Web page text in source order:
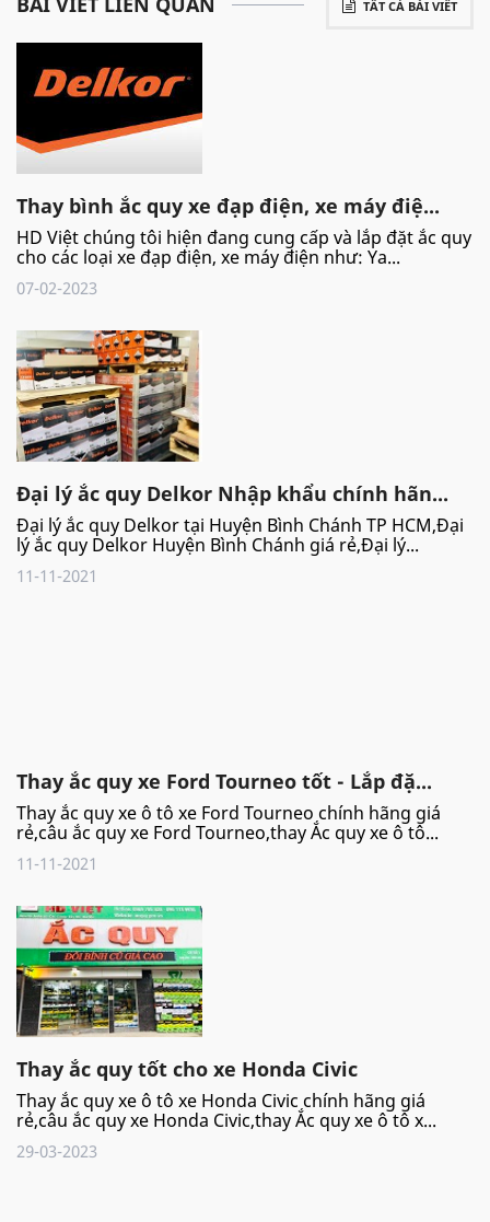
TẤT CẢ BÀI VIẾT
Thay bình ắc quy xe đạp điện, xe máy điệ...
HD Việt chúng tôi hiện đang cung cấp và lắp đặt ắc quy
cho các loại xe đạp điện, xe máy điện như: Ya...
07-02-2023
Đại lý ắc quy Delkor Nhập khẩu chính hãn...
Đại lý ắc quy Delkor tại Huyện Bình Chánh TP HCM,Đại
lý ắc quy Delkor Huyện Bình Chánh giá rẻ,Đại lý...
11-11-2021
Thay ắc quy xe Ford Tourneo tốt - Lắp đặ...
Thay ắc quy xe ô tô xe Ford Tourneo chính hãng giá
rẻ,câu ắc quy xe Ford Tourneo,thay Ắc quy xe ô tô...
11-11-2021
Thay ắc quy tốt cho xe Honda Civic
Thay ắc quy xe ô tô xe Honda Civic chính hãng giá
rẻ,câu ắc quy xe Honda Civic,thay Ắc quy xe ô tô x...
29-03-2023